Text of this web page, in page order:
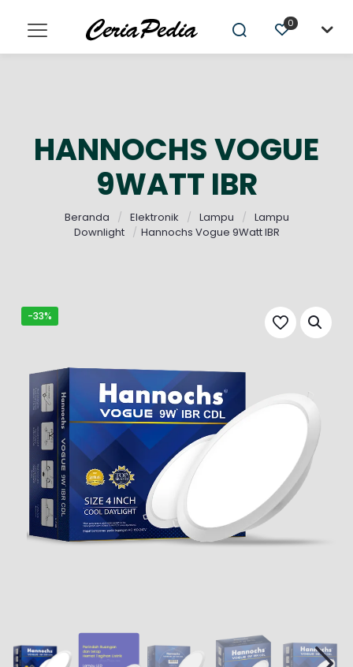
0
HANNOCHS VOGUE
9WATT IBR
Beranda / Elektronik / Lampu / Lampu
Downlight
/ Hannochs Vogue 9Watt IBR
-33%